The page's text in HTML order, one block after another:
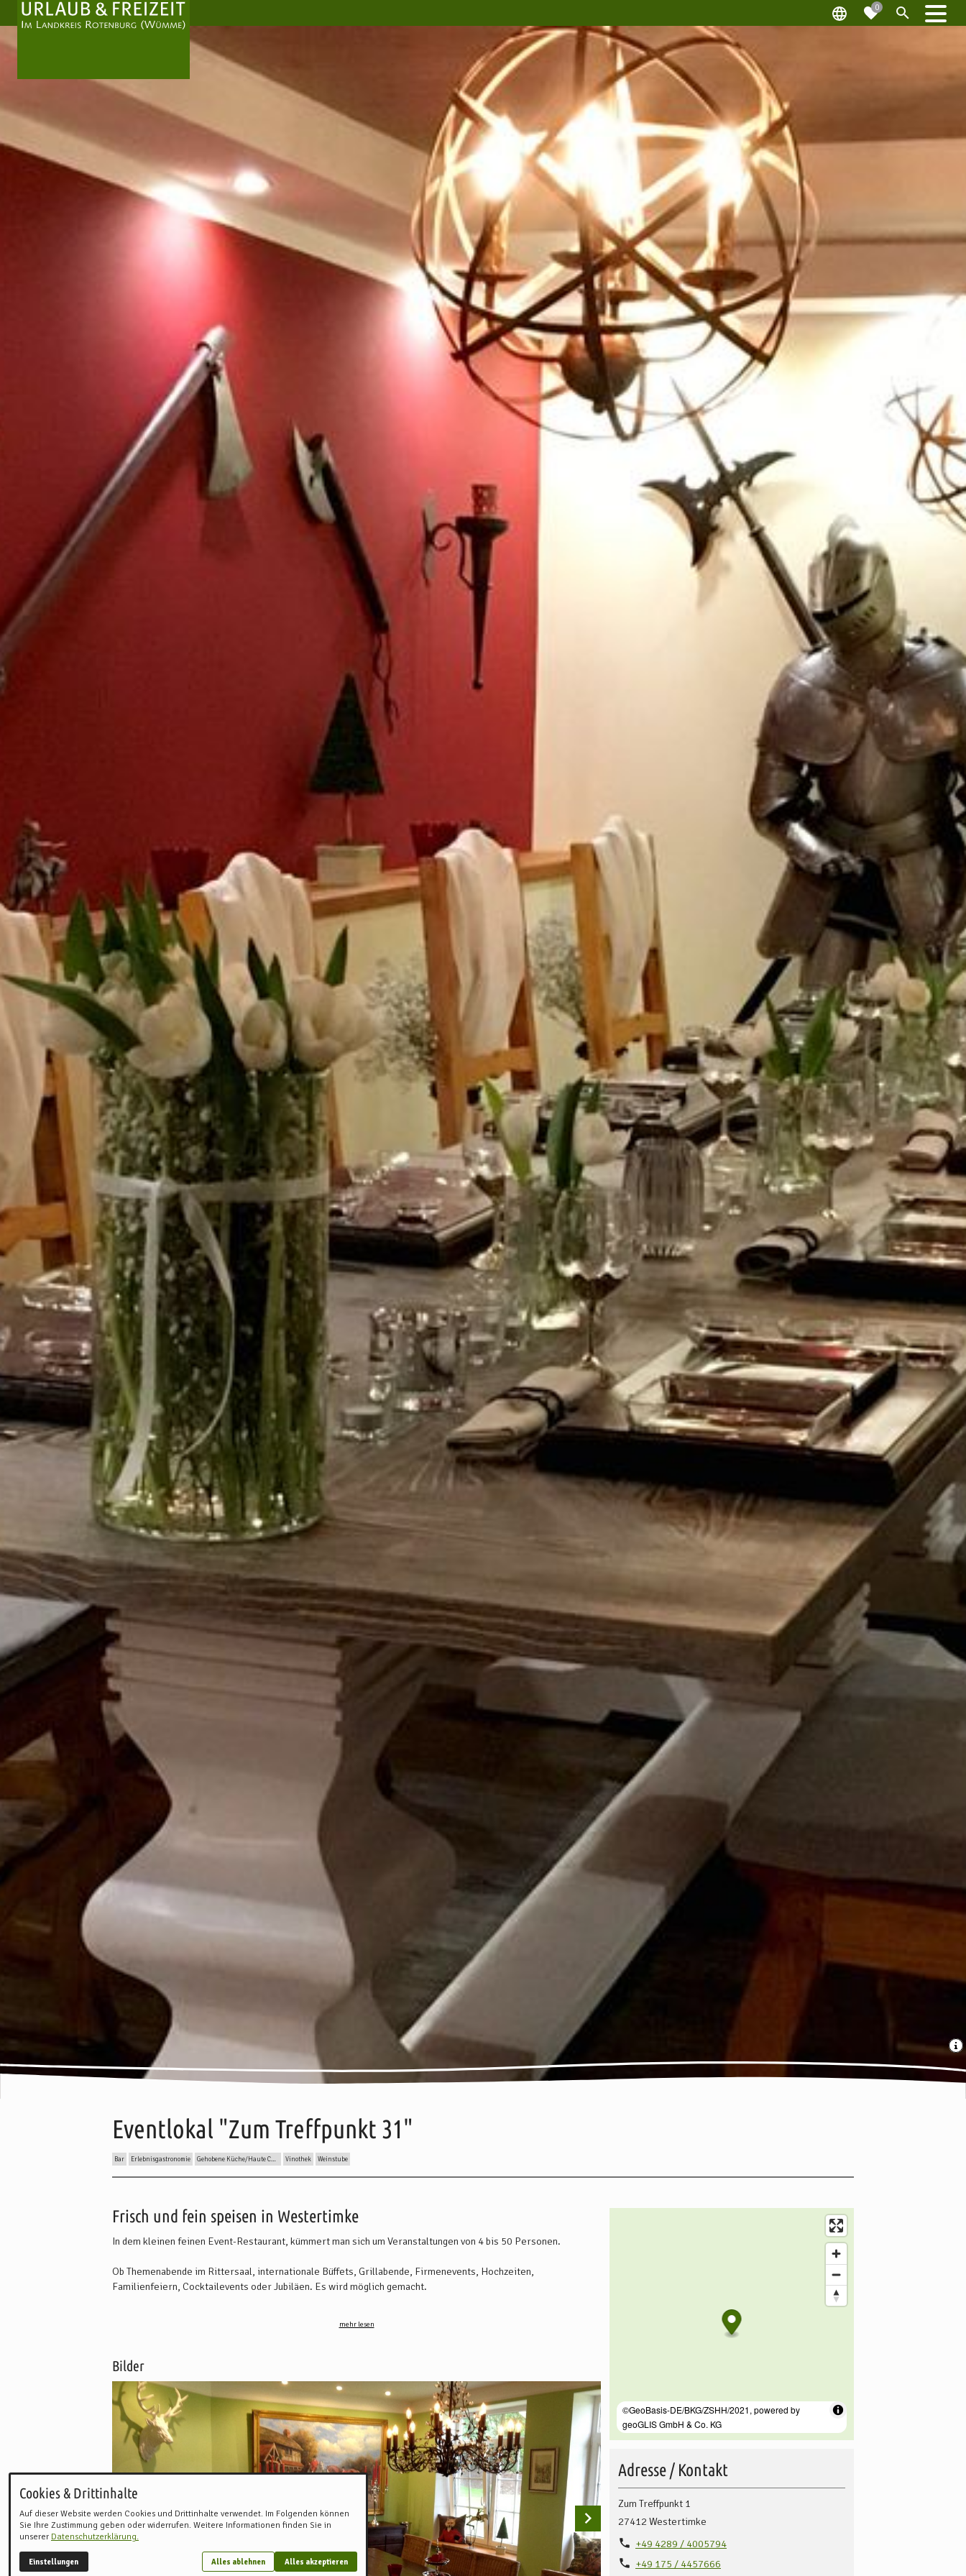
Eventlokal "Zum Treffpunkt 31"
Bar Erlebnisgastronomie Gehobene Küche/Haute Cuisine Vinothek Weinstube
Inhalt: Beschreibung Küchen Wissenswertes Preise Anreise Weitere Informationen Karte Adresse / Kontakt Öffnungszeiten
Frisch und fein speisen in Westertimke
In dem kleinen feinen Event-Restaurant, kümmert man sich um Veranstaltungen von 4 bis 50 Personen.
Ob Themenabende im Rittersaal, internationale Büffets, Grillabende, Firmenevents, Hochzeiten,
Familienfeiern, Cocktailevents oder Jubiläen. Es wird möglich gemacht.
mehr lesen
Bilder
Adresse / Kontakt
Zum Treffpunkt 1
27412 Westertimke
+49 4289 / 4005794
+49 175 / 4457666
Cookies & Drittinhalte
Auf dieser Website werden Cookies und Drittinhalte verwendet. Im Folgenden können
Sie Ihre Zustimmung geben oder widerrufen. Weitere Informationen finden Sie in
unserer Datenschutzerklärung.
Einstellungen Alles ablehnen Alles akzeptieren